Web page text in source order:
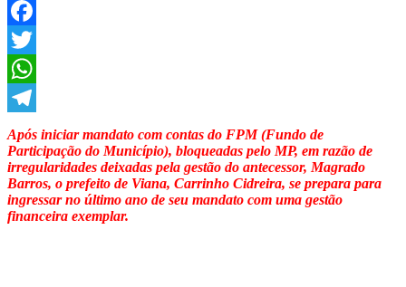
Facebook
Twitter
WhatsApp
Telegram
Após iniciar mandato com contas do FPM (Fundo de
Participação do Município), bloqueadas pelo MP, em razão de
irregularidades deixadas pela gestão do antecessor, Magrado
Barros, o prefeito de Viana, Carrinho Cidreira, se prepara para
ingressar no último ano de seu mandato com uma gestão
financeira exemplar.